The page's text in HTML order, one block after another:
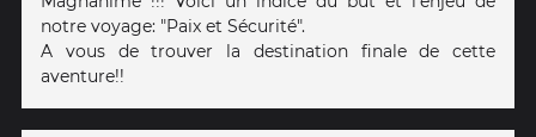
notre voyage: "Paix et Sécurité".
A vous de trouver la destination finale de cette
aventure!!